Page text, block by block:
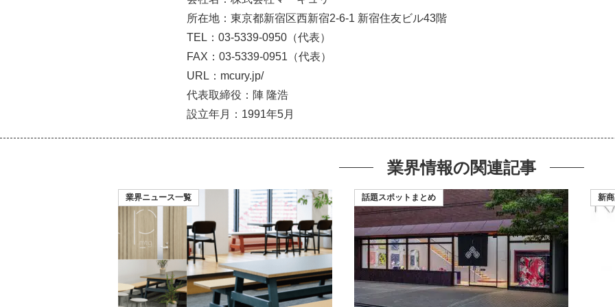
所在地：東京都新宿区西新宿2-6-1 新宿住友ビル43階
TEL：03-5339-0950（代表）
FAX：03-5339-0951（代表）
URL： mcury.jp/
代表取締役：陣 隆浩
設立年月：1991年5月
業界情報の関連記事
業界ニュース一覧 話題スポットまとめ 新